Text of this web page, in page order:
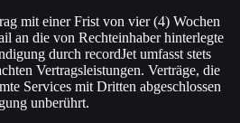
mit einer Frist von vier (4) Wochen
an die von Rechteinhaber hinterlegte
durch recordJet umfasst stets
Vertragsleistungen. Verträge, die
Services mit Dritten abgeschlossen
unberührt.